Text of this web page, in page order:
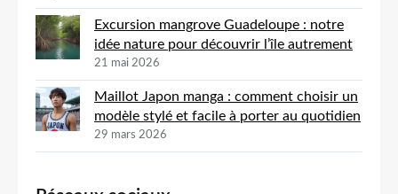
Excursion mangrove Guadeloupe : notre
idée nature pour découvrir l’île autrement
21 mai 2026
Maillot Japon manga : comment choisir un
modèle stylé et facile à porter au quotidien
29 mars 2026